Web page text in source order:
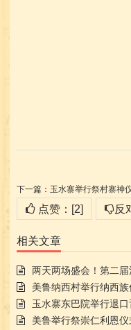
下一篇： 玉水寨举行祭村寨神
点赞：[2] 反
相关文章
两天两场盛会！第二届
美鲁纳西村举行纳西
玉水寨东巴院举行退
美鲁举行祭崇仁利恩仪